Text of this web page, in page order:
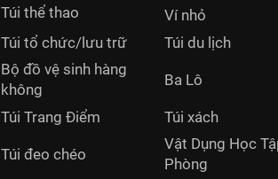
Túi thể thao
Ví nhỏ
Túi tổ chức/lưu trữ
Túi du lịch
Bộ đồ vệ sinh hàng
không
Ba Lô
Túi Trang Điểm Túi xách
Túi đeo chéo
Vật Dụng Học
Phòng